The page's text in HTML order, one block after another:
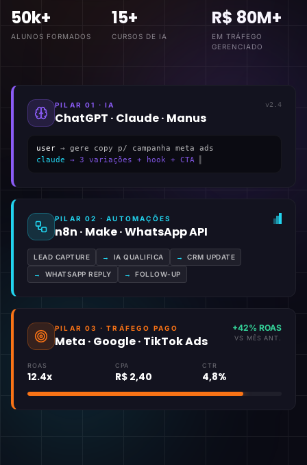
50k+
ALUNOS FORMADOS
15+
CURSOS DE IA
R$ 80M+
EM TRÁFEGO
GERENCIADO
PILAR 01 · IA
ChatGPT · Claude · Manus
v2.4
user → gere copy p/ campanha meta ads
claude → 3 variações + hook + CTA
PILAR 02 · AUTOMAÇÕES
n8n · Make · WhatsApp API
LEAD CAPTURE → IA QUALIFICA → CRM UPDATE
→ WHATSAPP REPLY → FOLLOW-UP
PILAR 03 · TRÁFEGO PAGO
Meta · Google · TikTok Ads
+42% ROAS
VS MÊS ANT.
ROAS
12.4x
CPA
R$ 2,40
CTR
4,8%